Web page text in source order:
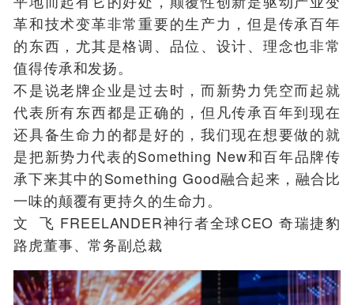
革和技术变革非常重要的生产力，但是传承百年
的东西，尤其是格调、品位、设计、理念也非常
值得传承和发扬。
不是说老牌企业是过去时，而新势力凭空而起就
代表所有东西都是正确的，但凡传承百年到现在
还具备生命力的都是好的，我们现在想要做的就
是把新势力代表的Something New和百年品牌传
承下来其中的Something Good融合起来，融合比
一味的颠覆有更持久的生命力。
文 飞 FREELANDER神行者全球CEO 奇瑞捷豹
路虎董事、常务副总裁